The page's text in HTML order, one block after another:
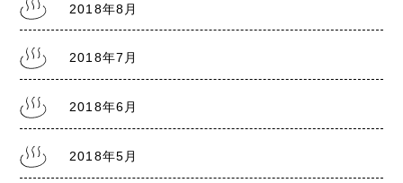
2018年8月
2018年7月
2018年6月
2018年5月